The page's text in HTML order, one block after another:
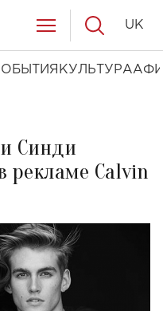
КУЛЬТУРА
UK
Синди
рекламе Calvin